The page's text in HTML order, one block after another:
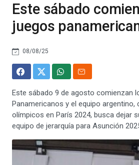
Este sábado
juegos
08/08/25
Este sábado 9 de agosto comienzan
Panamericanos y el equipo argentino,
olímpicos en París 2024, busca dejar
equipo de jerarquía para Asunción